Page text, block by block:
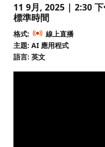
11 9月, 2025 | 2:30
標準時間
格式:
線上直播
主題: AI 應用程式
語言: 英文